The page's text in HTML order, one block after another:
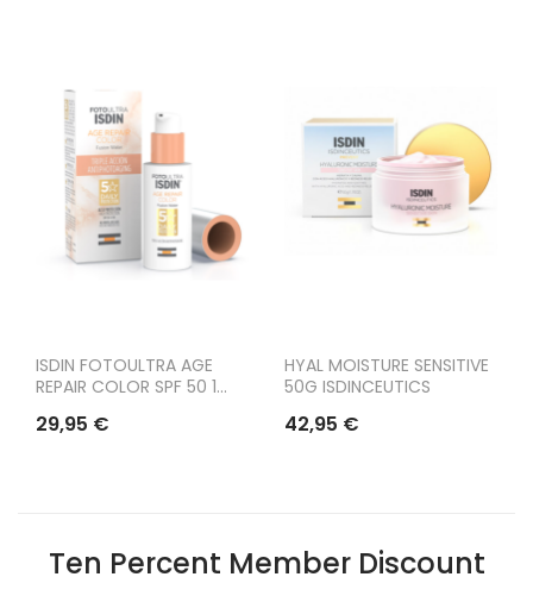
ISDIN FOTOULTRA AGE
REPAIR COLOR SPF 50 1...
29,95 €
HYAL MOISTURE SENSITIVE
50G ISDINCEUTICS
42,95 €
Ten Percent Member Discount